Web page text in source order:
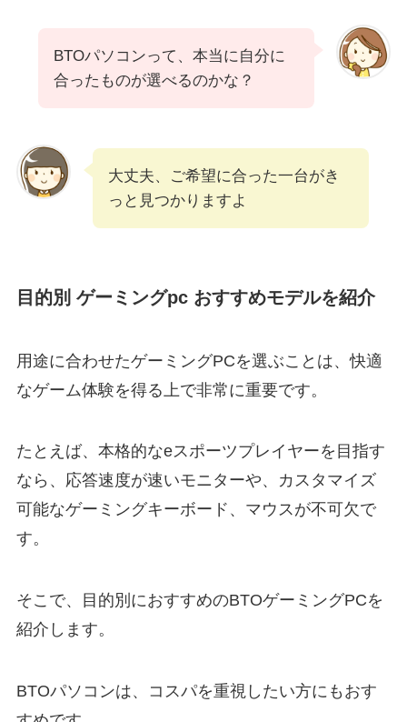
BTOパソコンって、本当に自分に
合ったものが選べるのかな？
大丈夫、ご希望に合った一台がき
っと見つかりますよ
目的別 ゲーミングpc おすすめモデルを紹介
用途に合わせたゲーミングPCを選ぶことは、快適
なゲーム体験を得る上で非常に重要です。
たとえば、本格的なeスポーツプレイヤーを目指す
なら、応答速度が速いモニターや、カスタマイズ
可能なゲーミングキーボード、マウスが不可欠で
す。
そこで、目的別におすすめのBTOゲーミングPCを
紹介します。
BTOパソコンは、コスパを重視したい方にもおす